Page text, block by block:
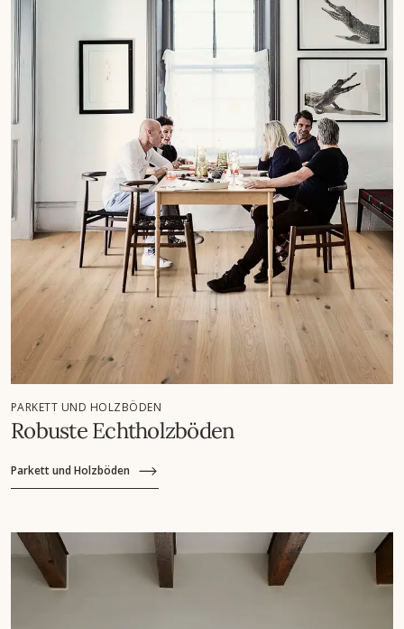
PARKETT UND HOLZBÖDEN
Robuste Echtholzböden
Parkett und Holzböden